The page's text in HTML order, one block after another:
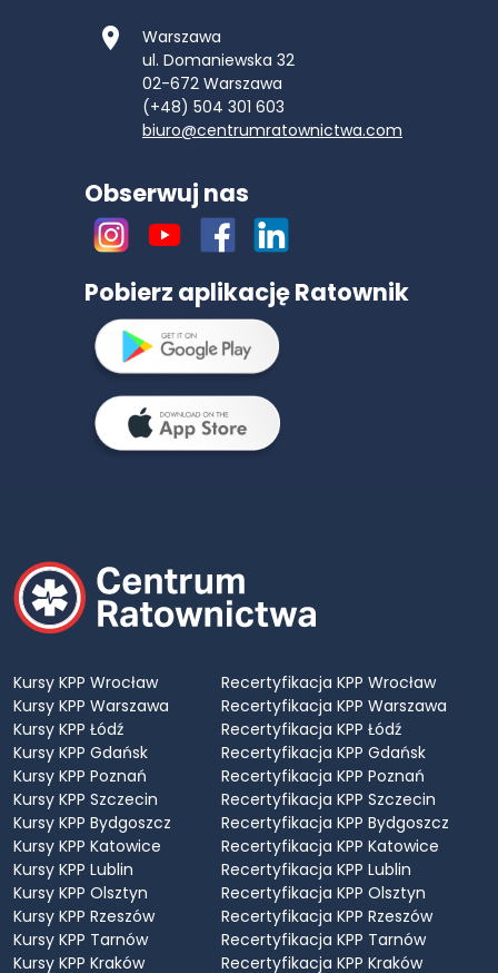
Warszawa
ul. Domaniewska 32
02-672 Warszawa
(+48) 504 301 603
biuro@centrumratownictwa.com
Obserwuj nas
Pobierz aplikację Ratownik
Kursy KPP Wrocław
Kursy KPP Warszawa
Kursy KPP Łódź
Kursy KPP Gdańsk
Kursy KPP Poznań
Kursy KPP Szczecin
Kursy KPP Bydgoszcz
Kursy KPP Katowice
Kursy KPP Lublin
Kursy KPP Olsztyn
Kursy KPP Rzeszów
Kursy KPP Tarnów
Kursy KPP Kraków
Recertyfikacja KPP Wrocław
Recertyfikacja KPP Warszawa
Recertyfikacja KPP Łódź
Recertyfikacja KPP Gdańsk
Recertyfikacja KPP Poznań
Recertyfikacja KPP Szczecin
Recertyfikacja KPP Bydgoszcz
Recertyfikacja KPP Katowice
Recertyfikacja KPP Lublin
Recertyfikacja KPP Olsztyn
Recertyfikacja KPP Rzeszów
Recertyfikacja KPP Tarnów
Recertyfikacja KPP Kraków